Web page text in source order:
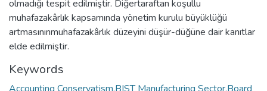
olmadığı tespit edilmiştir. Diğertaraftan koşullu
muhafazakârlık kapsamında yönetim kurulu büyüklüğü
artmasınınmuhafazakârlık düzeyini düşür-düğüne dair kanıtlar
elde edilmiştir.
Keywords